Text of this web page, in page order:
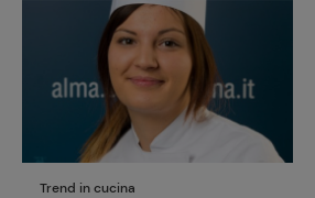
Trend in cucina
Ricette
preferite